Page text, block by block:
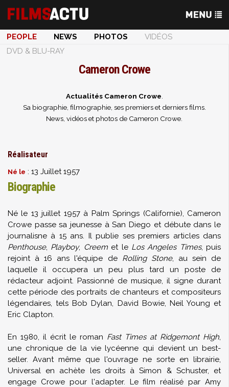
PEOPLE NEWS PHOTOS
VIDÉOS
DVD & BLU-RAY
Cameron Crowe
Actualités Cameron Crowe
Sa biographie, filmographie, ses premiers et derniers films.
News, vidéos et photos de Cameron Crowe.
Réalisateur
Né le : 13 Juillet 1957
Biographie
Né le 13 juillet 1957 à Palm Springs (Californie), Cameron
Crowe passe sa jeunesse à San Diego et débute dans le
journalisne à 15 ans. Il publie ses premiers articles dans
Penthouse, Playboy, Creem et le Los Angeles Times, puis
rejoint à 16 ans l'équipe de Rolling Stone, au sein de
laquelle il occupera un peu plus tard un poste de
rédacteur adjoint. Passionné de musique, il signe durant
cette période des portraits de chanteurs et compositeurs
légendaires, tels Bob Dylan, David Bowie, Neil Young et
Eric Clapton.
En 1980, il écrit le roman Fast Times at Ridgemont High,
une chronique de la vie lycéenne qui devient un best-
seller. Avant même que l'ouvrage ne sorte en librairie,
Universal en achète les droits à Simon & Schuster, et
engage Crowe pour l'adapter. Le film réalisé par Amy